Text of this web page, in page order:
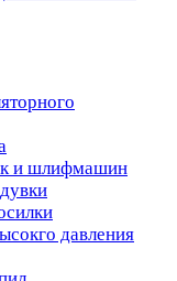
и шлифмашин
давления